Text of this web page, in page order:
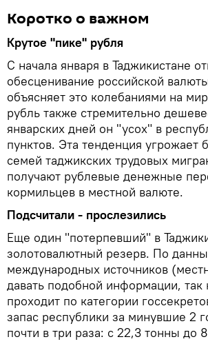
Коротко о важном
Крутое "пике" рубля
С начала января в Таджикистане
обесценивание российской
объясняет это колебаниями на
рубль также стремительно
январских дней он "усох" в
пунктов. Эта тенденция угрожает
семей таджикских трудовых
получают рублевые денежные
кормильцев в местной валюте.
Подсчитали - прослезились
Еще один "потерпевший" в
золотовалютный резерв. По
международных источников
давать подобной информации, так
проходит по категории
запас республики за минувшие 2
почти в три раза: с 22,3 тонны до